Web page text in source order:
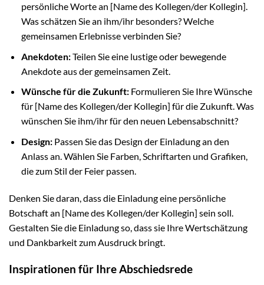
persönliche Worte an [Name des Kollegen/der Kollegin].
Was schätzen Sie an ihm/ihr besonders? Welche
gemeinsamen Erlebnisse verbinden Sie?
Anekdoten:Teilen Sie eine lustige oder bewegende
Anekdote aus der gemeinsamen Zeit.
Wünsche für die Zukunft:Formulieren Sie Ihre Wünsche
für [Name des Kollegen/der Kollegin] für die Zukunft. Was
wünschen Sie ihm/ihr für den neuen Lebensabschnitt?
Design:Passen Sie das Design der Einladung an den
Anlass an. Wählen Sie Farben, Schriftarten und Grafiken,
die zum Stil der Feier passen.
Denken Sie daran, dass die Einladung eine persönliche
Botschaft an [Name des Kollegen/der Kollegin] sein soll.
Gestalten Sie die Einladung so, dass sie Ihre Wertschätzung
und Dankbarkeit zum Ausdruck bringt.
Inspirationen für Ihre Abschiedsrede